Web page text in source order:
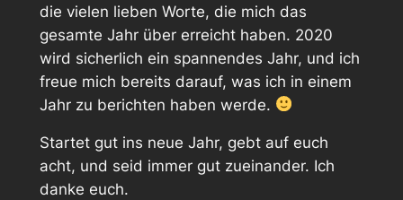
die vielen lieben Worte, die mich das
gesamte Jahr über erreicht haben. 2020
wird sicherlich ein spannendes Jahr, und ich
freue mich bereits darauf, was ich in einem
Jahr zu berichten haben werde.
Startet gut ins neue Jahr, gebt auf euch
acht, und seid immer gut zueinander. Ich
danke euch.